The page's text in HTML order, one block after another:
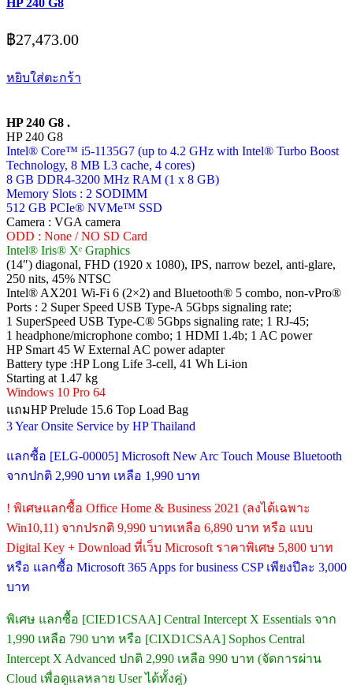
HP 240 G8
฿27,473.00
หยิบใส่ตะกร้า
HP 240 G8 .
HP 240 G8
Intel® Core™ i5-1135G7 (up to 4.2 GHz with Intel® Turbo Boost
Technology, 8 MB L3 cache, 4 cores)
8 GB DDR4-3200 MHz RAM (1 x 8 GB)
Memory Slots : 2 SODIMM
512 GB PCIe® NVMe™ SSD
Camera : VGA camera
ODD : None / NO SD Card
Intel® Iris® Xᵉ Graphics
(14″) diagonal, FHD (1920 x 1080), IPS, narrow bezel, anti-glare,
250 nits, 45% NTSC
Intel® AX201 Wi-Fi 6 (2×2) and Bluetooth® 5 combo, non-vPro®
Ports : 2 Super Speed USB Type-A 5Gbps signaling rate;
1 SuperSpeed USB Type-C® 5Gbps signaling rate; 1 RJ-45;
1 headphone/microphone combo; 1 HDMI 1.4b; 1 AC power
HP Smart 45 W External AC power adapter
Battery type :HP Long Life 3-cell, 41 Wh Li-ion
Starting at 1.47 kg
Windows 10 Pro 64
แถมHP Prelude 15.6 Top Load Bag
3 Year Onsite Service by HP Thailand
แลกซื้อ [ELG-00005] Microsoft New Arc Touch Mouse Bluetooth
จากปกติ 2,990 บาท เหลือ 1,990 บาท
! พิเศษแลกซื้อ Office Home & Business 2021 (ลงได้เฉพาะ
Win10,11) จากปรกติ 9,990 บาทเหลือ 6,890 บาท หรือ แบบ
Digital Key + Download ที่เว็บ Microsoft ราคาพิเศษ 5,800 บาท
หรือ แลกซื้อ Microsoft 365 Apps for business CSP เพียงปีละ 3,000
บาท
พิเศษ แลกซื้อ [CIED1CSAA] Central Intercept X Essentials จาก
1,990 เหลือ 790 บาท หรือ [CIXD1CSAA] Sophos Central
Intercept X Advanced ปกติ 2,990 เหลือ 990 บาท (จัดการผ่าน
Cloud เพื่อดูแลหลาย User ได้ทั้งคู่)